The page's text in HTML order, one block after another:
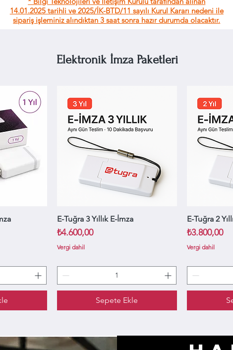
14.01.2025 tarihli ve 2025/İK-BTD/11 sayılı Kurul Kararı nedeni ile
sipariş işleminiz alındıktan 3 saat sonra hazır durumda olacaktır.
Elektronik İmza Paketleri
Hızlı Bakış
E-Tuğra 3 Yıllık E-İmza
Fiyat
₺4.600,00
Vergi dahil
Sepete Ekle
E-Tuğra 2
Fiyat
₺3.800,00
Vergi dahil